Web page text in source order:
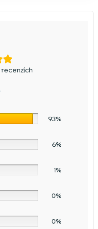
recenzích
93%
6%
1%
0%
0%